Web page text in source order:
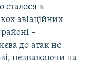
сталося в
авіаційних
–
до атак не
незважаючи на